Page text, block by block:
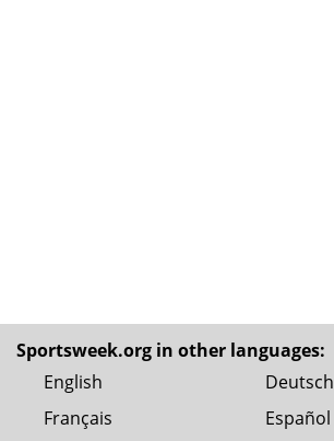
Sportsweek.org in other languages:
English
Deutsch
Français
Español